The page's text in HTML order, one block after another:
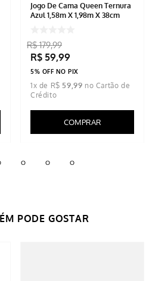
Jogo De Cama Queen Ternura
Azul 1,58m X 1,98m X 38cm
R$ 179,99
R$ 59,99
5% OFF NO PIX
1x de R$ 59 ,99
COMPRAR